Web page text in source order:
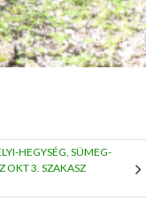
HEGYSÉG, SÜMEG-
OKT 3. SZAKASZ